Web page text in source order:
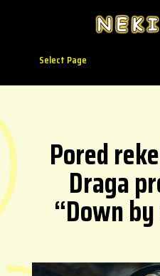
Select Page
Pored
Draga
“Down